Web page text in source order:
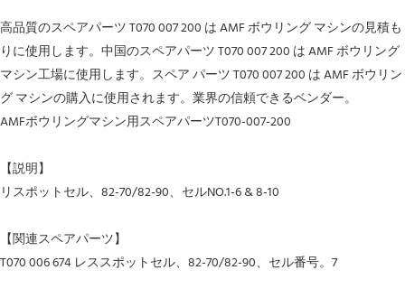
高品質のスペアパーツ T070 007 200 は AMF ボウリング マシンの見積も
りに使用します。中国のスペアパーツ T070 007 200 は AMF ボウリング
マシン工場に使用します。スペア パーツ T070 007 200 は AMF ボウリン
グ マシンの購入に使用されます。業界の信頼できるベンダー。
AMFボウリングマシン用スペアパーツT070-007-200
【説明】
リスポットセル、82-70/82-90、セルNO.1-6 & 8-10
【関連スペアパーツ】
T070 006 674 レススポットセル、82-70/82-90、セル番号。7